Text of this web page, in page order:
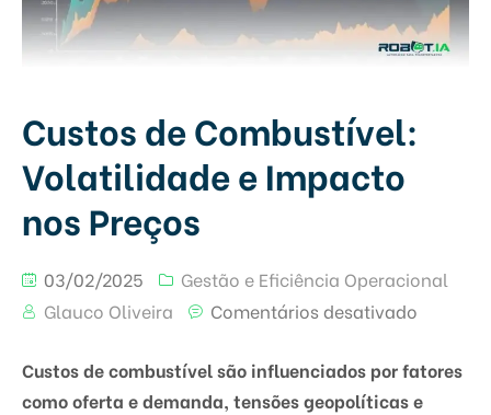
Custos de Combustível:
Volatilidade e Impacto
nos Preços
03/02/2025
Gestão e Eficiência Operacional
Glauco Oliveira
Comentários desativado
Custos de combustível são influenciados por fatores
como oferta e demanda, tensões geopolíticas e